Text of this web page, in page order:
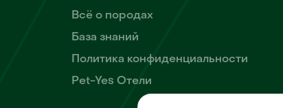
Всё о породах
База знаний
Политика конфиденциальности
Pet-Yes Отели